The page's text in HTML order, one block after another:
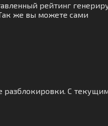
рейтинг
же вы можете сами
разблокировки. С